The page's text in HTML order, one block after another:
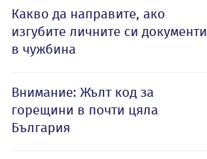
Какво да направите, ако
изгубите личните си документи
в чужбина
Внимание: Жълт код за
горещини в почти цяла
България